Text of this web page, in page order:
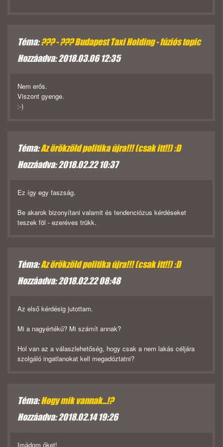
Téma:??? - ??? Budapest Taxi Holding - fúziós topic
Hozzáadva: 2018.03.06 12:35
Nem erős.
Viszont gyenge.
:-)
Téma:Az örökzöld politika újra!!! (csak itt!!) :D
Hozzáadva: 2018.02.22 10:37
Ez így egy faszság.
Be akarok bizonyítani valamit és tendenciózus kérdéseket
teszek föl - ezeréves trükk.
Téma:Az örökzöld politika újra!!! (csak itt!!) :D
Hozzáadva: 2018.02.22 08:48
Az első kérdésig jutottam.
Mi a nagyértékű? Mi számít annak?
Hol van az a válaszlehetőség, hogy csak a nem lakás céljára
szolgáló ingatlanokat kell megadóztatni?
Téma:Hogy mik vannak...!?
Hozzáadva: 2018.02.14 19:26
Imádom őket!